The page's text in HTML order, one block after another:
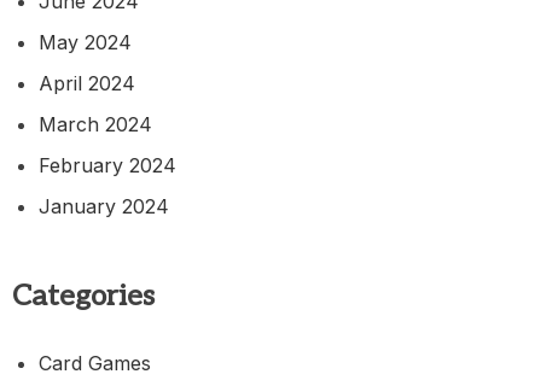
May 2024
April 2024
March 2024
February 2024
January 2024
Categories
Card Games